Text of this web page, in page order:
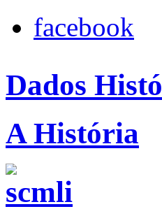
facebook
Dados
A História